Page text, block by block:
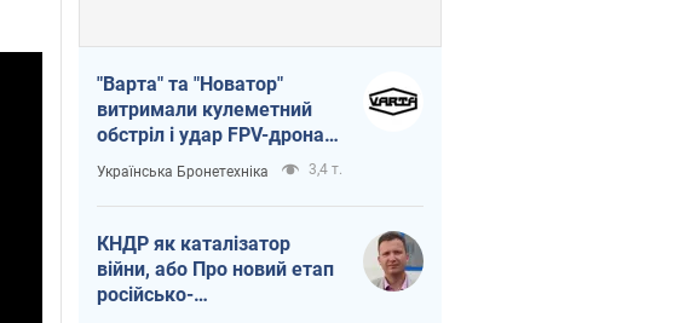
"Варта" та "Новатор"
витримали кулеметний
обстріл і удар FPV-дрона,
врятувавши життя
офіцеру ЗСУ
Українська Бронетехніка 3,4 т.
КНДР як каталізатор
війни, або Про новий етап
російсько-